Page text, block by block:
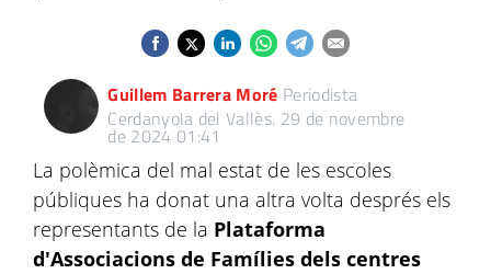
Guillem Barrera Moré Periodista
Cerdanyola del Vallès. 29 de novembre
de 2024 01:41
La polèmica del mal estat de les escoles
públiques ha donat una altra volta després els
representants de la Plataforma
d'Associacions de Famílies dels centres